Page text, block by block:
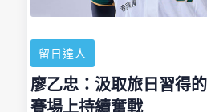
留日達人
廖乙忠：汲取旅日習得
賽場上持續奮戰